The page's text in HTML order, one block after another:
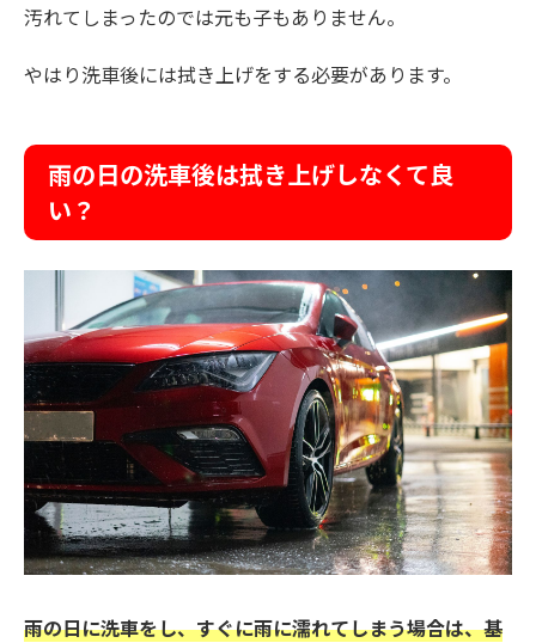
汚れてしまったのでは元も子もありません。
やはり洗車後には拭き上げをする必要があります。
雨の日の洗車後は拭き上げしなくて良
い？
雨の日に洗車をし、すぐに雨に濡れてしまう場合は、基